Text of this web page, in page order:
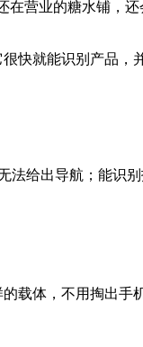
在营业的糖水铺，
快就能识别产品，
法给出导航；能识
载体，不用掏出手